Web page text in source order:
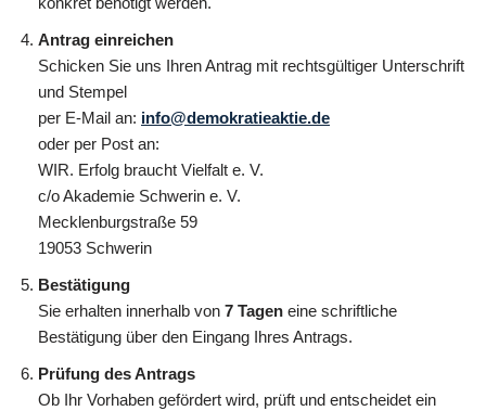
Antrag einreichen
Schicken Sie uns Ihren Antrag mit rechtsgültiger Unterschrift
und Stempel
per E-Mail an: info@demokratieaktie.de
oder per Post an:
WIR. Erfolg braucht Vielfalt e. V.
c/o Akademie Schwerin e. V.
Mecklenburgstraße 59
19053 Schwerin
Bestätigung
Sie erhalten innerhalb von 7 Tagen eine schriftliche
Bestätigung über den Eingang Ihres Antrags.
Prüfung des Antrags
Ob Ihr Vorhaben gefördert wird, prüft und entscheidet ein